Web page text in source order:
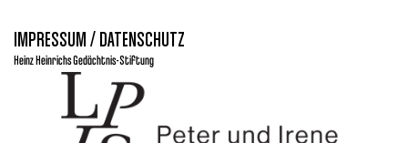
IMPRESSUM / DATENSCHUTZ
Heinz Heinrichs Gedächtnis-Stiftung